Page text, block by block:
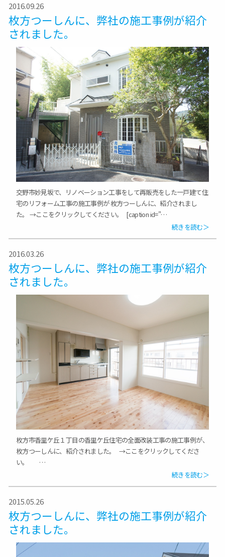
2016.09.26
枚方つーしんに、弊社の施工事例が紹介
されました。
交野市妙見坂で、リノベーション工事をして再販売をした一戸建て住
宅のリフォーム工事の施工事例が 枚方つーしんに、紹介されまし
た。 →ここをクリックしてください。 [caption id="…
続きを読む＞
2016.03.26
枚方つーしんに、弊社の施工事例が紹介
されました。
枚方市香里ケ丘１丁目の香里ケ丘住宅の全面改装工事の施工事例が、
枚方つーしんに、紹介されました。 →ここをクリックしてくださ
い。 …
続きを読む＞
2015.05.26
枚方つーしんに、弊社の施工事例が紹介
されました。